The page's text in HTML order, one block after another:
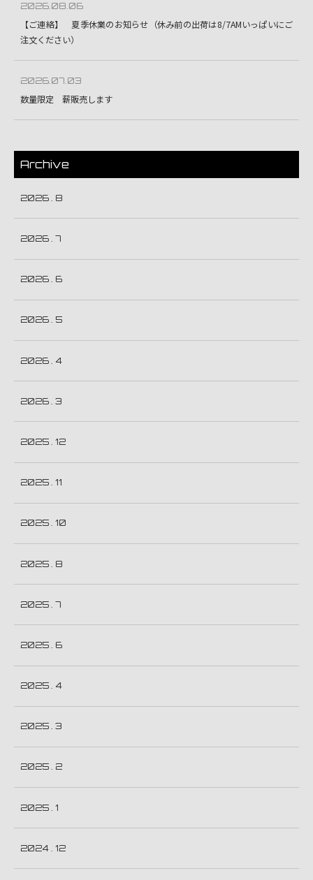
2026.08.06
【ご連絡】 夏季休業のお知らせ（休み前の出荷は8/7AMいっぱいにご
注文ください）
2026.07.03
数量限定 薪販売します
Archive
2026 . 8
2026 . 7
2026 . 6
2026 . 5
2026 . 4
2026 . 3
2025 . 12
2025 . 11
2025 . 10
2025 . 8
2025 . 7
2025 . 6
2025 . 4
2025 . 3
2025 . 2
2025 . 1
2024 . 12